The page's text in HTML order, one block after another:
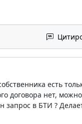
есть
договора нет,
запрос в БТИ ?